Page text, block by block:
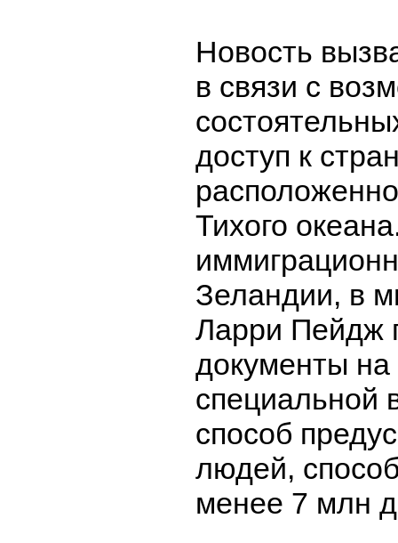
Новость
в связи с
доступ к
Тихого
Зеландии, в
Ларри Пейдж
документы
специальной
способ
людей,
менее 7 млн